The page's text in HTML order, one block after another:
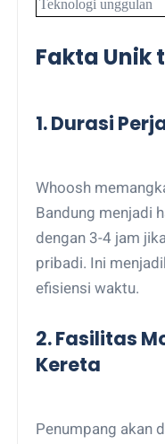
Teknologi unggulan
Fakta Unik
1. Durasi
Whoosh
Bandung menjadi
dengan 3-4 jam
pribadi. Ini
efisiensi waktu.
2. Fasilitas
Kereta
Penumpang akan